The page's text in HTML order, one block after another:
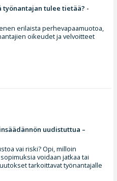
työnantajan tulee tietää? -
erilaista perhevapaamuotoa,
oikeudet ja velvoitteet
uudistuttua –
vai riski? Opi, milloin
voidaan jatkaa tai
tarkoittavat työnantajalle